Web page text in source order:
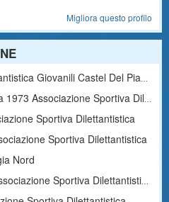
Migliora questo profilo
Giovanili Castel Del Piano
Associazione Sportiva Dilettantistica
Sportiva Dilettantistica
Sportiva Dilettantistica
Nord
Sportiva Dilettantistica